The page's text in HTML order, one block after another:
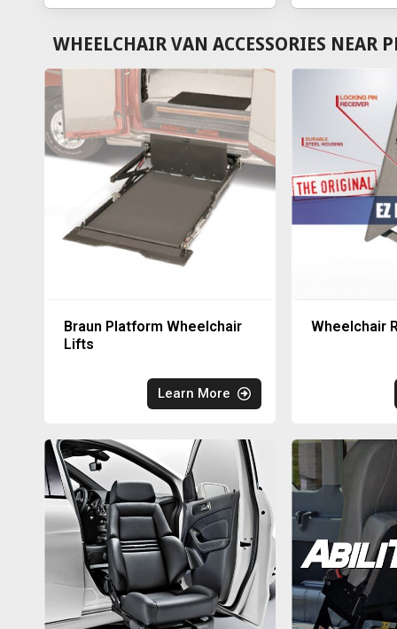
WHEELCHAIR VAN ACCESSORIES NEAR
Braun Platform Wheelchair
Lifts
Learn More
Wheelchair